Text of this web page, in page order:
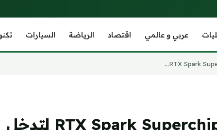
عربي و عالمي اقتصاد الرياضة السيارات
إنفيديا تُطلق شريحة RTX Spark Superchip لتدخل